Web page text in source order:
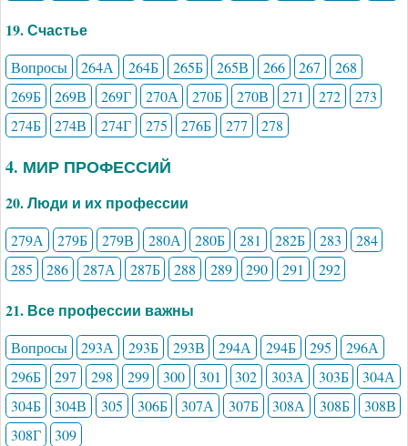
19. Счастье
Вопросы 264А 264Б 265Б 265В 266 267
268
269Б
269В 269Г 270А 270Б 270В 271 272
273
274Б
274В 274Г 275 276Б 277 278
4. МИР ПРОФЕССИЙ
20. Люди и их профессии
279А 279Б 279В 280А 280Б 281 282Б 283
284
285
286 287А 287Б 288 289 290 291 292
21. Все профессии важны
Вопросы 293А 293Б 293В 294А 294Б 295
296А
296Б
297 298 299 300 301 302 303А 303Б
304А
304Б
304В 305 306Б 307А 307Б 308А 308Б
308В
308Г
309